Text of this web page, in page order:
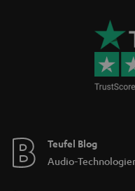
Teufel Blog
Audio-